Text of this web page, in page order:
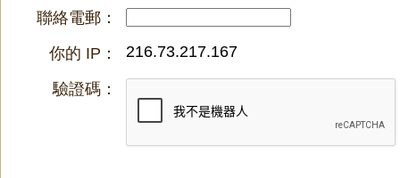
聯絡電郵：
你的 IP：
216.73.217.167
驗證碼：